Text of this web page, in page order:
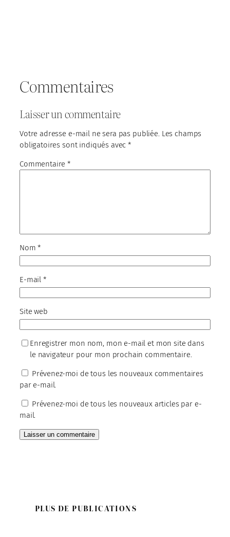
Commentaires
Laisser un commentaire
Votre adresse e-mail ne sera pas publiée. Les champs
obligatoires sont indiqués avec*
Commentaire*
Nom*
E-mail *
Site web
Enregistrer mon nom, mon e-mail et mon site dans
le navigateur pour mon prochain commentaire.
Prévenez-moi de tous les nouveaux commentaires
par e-mail.
Prévenez-moi de tous les nouveaux articles par e-
mail.
PLUS DE PUBLICATIONS